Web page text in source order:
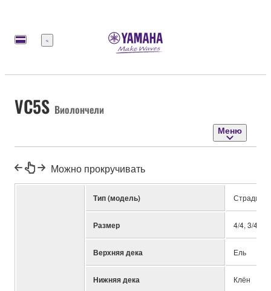
Меню
VC5S Виолончели
Меню
Можно прокручивать
Тип (модель)
Размер 4/4, 3/4, 1/
Верхняя дека Ель
Нижняя дека Клён